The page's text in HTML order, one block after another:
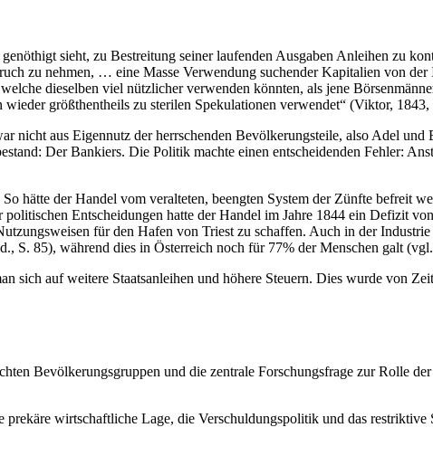
sieht, zu Bestreitung seiner laufenden Ausgaben Anleihen zu
zu nehmen, … eine Masse Verwendung suchender Kapitalien von
dieselben viel nützlicher verwenden könnten, als jene
größthentheils zu sterilen Spekulationen verwendet“ (Viktor,
nicht aus Eigennutz der herrschenden Bevölkerungsteile, also Adel
Der Bankiers. Die Politik machte einen entscheidenden Fehler:
hätte der Handel vom veralteten, beengten System der Zünfte befreit
Entscheidungen hatte der Handel im Jahre 1844 ein Defizit
für den Hafen von Triest zu schaffen. Auch in der
S. 85), während dies in Österreich noch für 77% der Menschen galt
sich auf weitere Staatsanleihen und höhere Steuern. Dies wurde von
Bevölkerungsgruppen und die zentrale Forschungsfrage zur Rolle
prekäre wirtschaftliche Lage, die Verschuldungspolitik und das restriktive